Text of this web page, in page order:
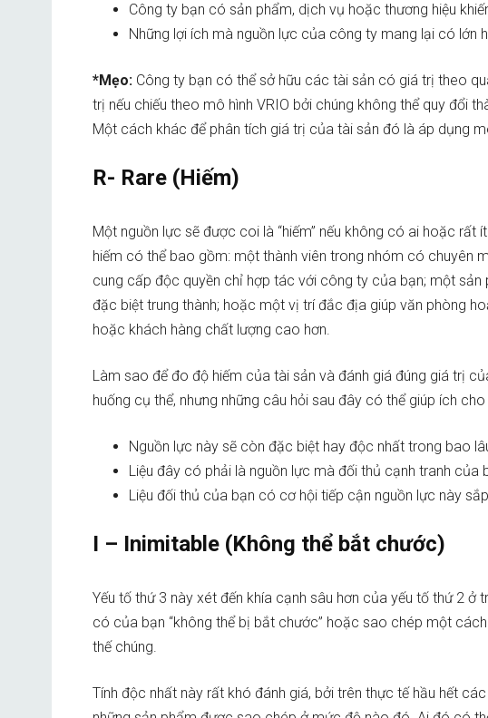
Công ty bạn có sản phẩm, dịch vụ hoặc thương hiệu
Những lợi ích mà nguồn lực của công ty mang lại có lớn
*Mẹo: Công ty bạn có thể sở hữu các tài sản có giá trị theo
trị nếu chiếu theo mô hình VRIO bởi chúng không thể quy đổi
Một cách khác để phân tích giá trị của tài sản đó là áp dụng
R- Rare (Hiếm)
Một nguồn lực sẽ được coi là “hiếm” nếu không có ai hoặc rất
hiếm có thể bao gồm: một thành viên trong nhóm có chuyên
cung cấp độc quyền chỉ hợp tác với công ty của bạn; một
đặc biệt trung thành; hoặc một vị trí đắc địa giúp văn phòng
hoặc khách hàng chất lượng cao hơn.
Làm sao để đo độ hiếm của tài sản và đánh giá đúng giá trị
huống cụ thể, nhưng những câu hỏi sau đây có thể giúp ích cho
Nguồn lực này sẽ còn đặc biệt hay độc nhất trong bao
Liệu đây có phải là nguồn lực mà đối thủ cạnh tranh
Liệu đối thủ của bạn có cơ hội tiếp cận nguồn lực này
I – Inimitable (Không thể bắt chước)
Yếu tố thứ 3 này xét đến khía cạnh sâu hơn của yếu tố thứ 2 ở
có của bạn “không thể bị bắt chước” hoặc sao chép một
thế chúng.
Tính độc nhất này rất khó đánh giá, bởi trên thực tế hầu hết